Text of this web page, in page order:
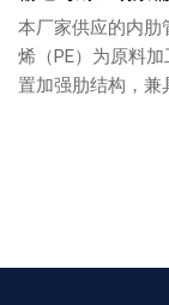
本厂家供应的内肋
烯（PE）为原料
置加强肋结构，兼